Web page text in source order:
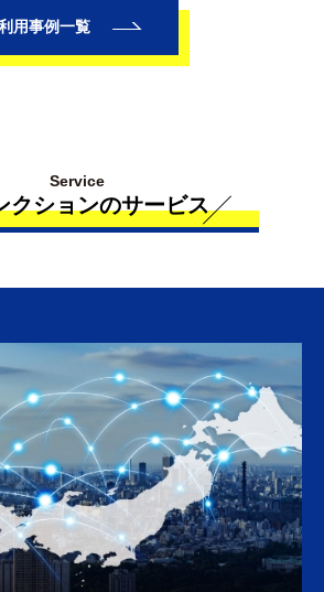
用事例一覧
Service
クションのサービス